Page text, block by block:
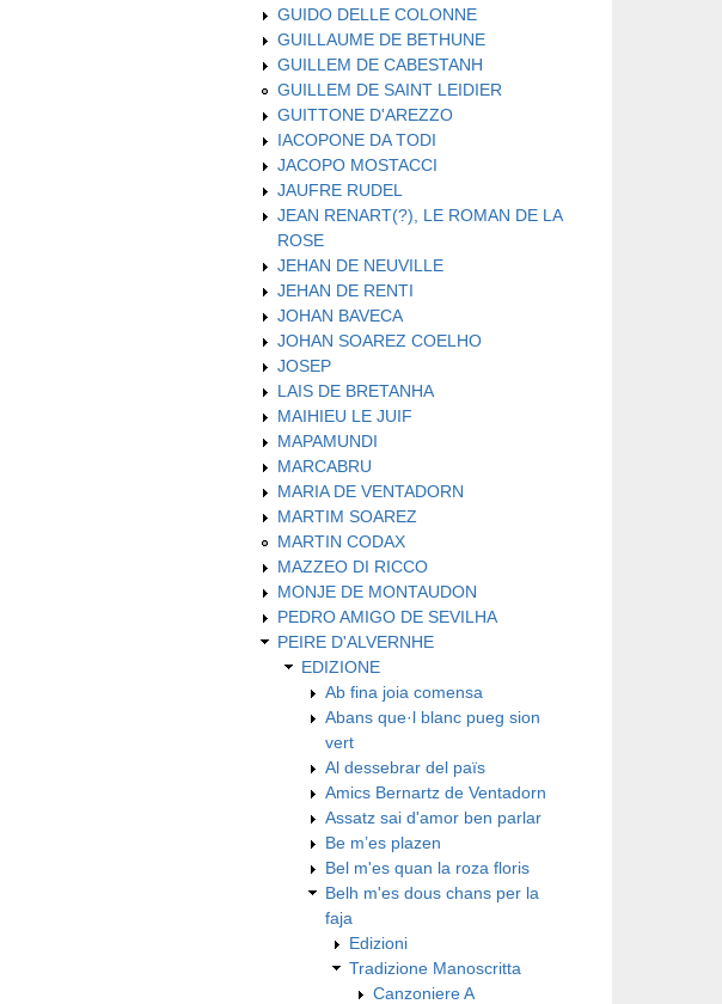
GUIDO DELLE COLONNE
GUILLAUME DE BETHUNE
GUILLEM DE CABESTANH
GUILLEM DE SAINT LEIDIER
GUITTONE D'AREZZO
IACOPONE DA TODI
JACOPO MOSTACCI
JAUFRE RUDEL
JEAN RENART(?), LE ROMAN DE LA
ROSE
JEHAN DE NEUVILLE
JEHAN DE RENTI
JOHAN BAVECA
JOHAN SOAREZ COELHO
JOSEP
LAIS DE BRETANHA
MAIHIEU LE JUIF
MAPAMUNDI
MARCABRU
MARIA DE VENTADORN
MARTIM SOAREZ
MARTIN CODAX
MAZZEO DI RICCO
MONJE DE MONTAUDON
PEDRO AMIGO DE SEVILHA
PEIRE D'ALVERNHE
EDIZIONE
Ab fina joia comensa
Abans que·l blanc pueg sion
vert
Al dessebrar del païs
Amics Bernartz de Ventadorn
Assatz sai d'amor ben parlar
Be m’es plazen
Bel m'es quan la roza floris
Belh m'es dous chans per la
faja
Edizioni
Tradizione Manoscritta
Canzoniere A